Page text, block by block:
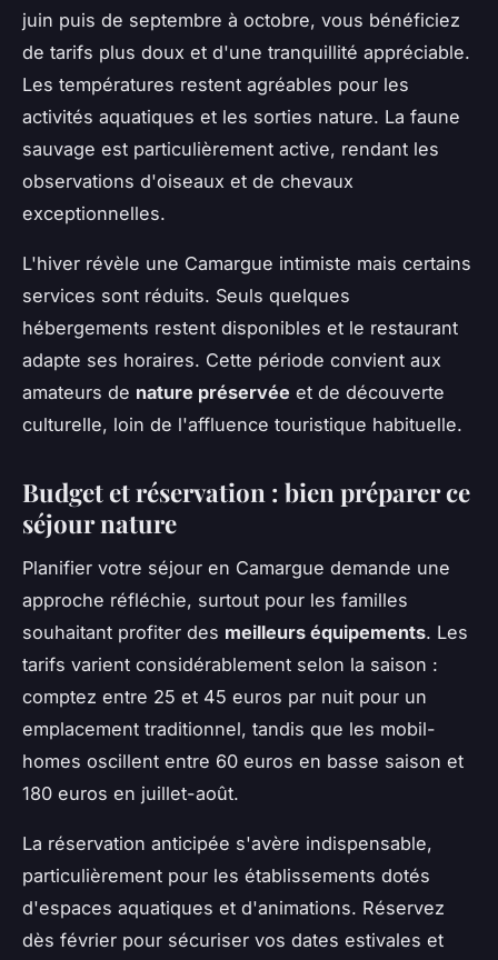
juin puis de septembre à octobre, vous bénéficiez
de tarifs plus doux et d'une tranquillité appréciable.
Les températures restent agréables pour les
activités aquatiques et les sorties nature. La faune
sauvage est particulièrement active, rendant les
observations d'oiseaux et de chevaux
exceptionnelles.
L'hiver révèle une Camargue intimiste mais certains
services sont réduits. Seuls quelques
hébergements restent disponibles et le restaurant
adapte ses horaires. Cette période convient aux
amateurs de nature préservée et de découverte
culturelle, loin de l'affluence touristique habituelle.
Budget et réservation : bien préparer ce
séjour nature
Planifier votre séjour en Camargue demande une
approche réfléchie, surtout pour les familles
souhaitant profiter des meilleurs équipements. Les
tarifs varient considérablement selon la saison :
comptez entre 25 et 45 euros par nuit pour un
emplacement traditionnel, tandis que les mobil-
homes oscillent entre 60 euros en basse saison et
180 euros en juillet-août.
La réservation anticipée s'avère indispensable,
particulièrement pour les établissements dotés
d'espaces aquatiques et d'animations. Réservez
dès février pour sécuriser vos dates estivales et